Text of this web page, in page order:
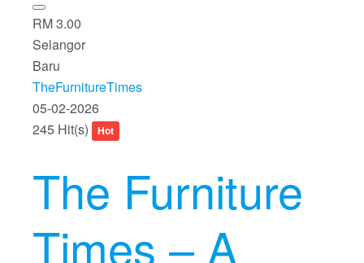
RM 3.00
Selangor
Baru
TheFurnitureTimes
05-02-2026
245 Hit(s)
Hot
The Furniture
Times – A